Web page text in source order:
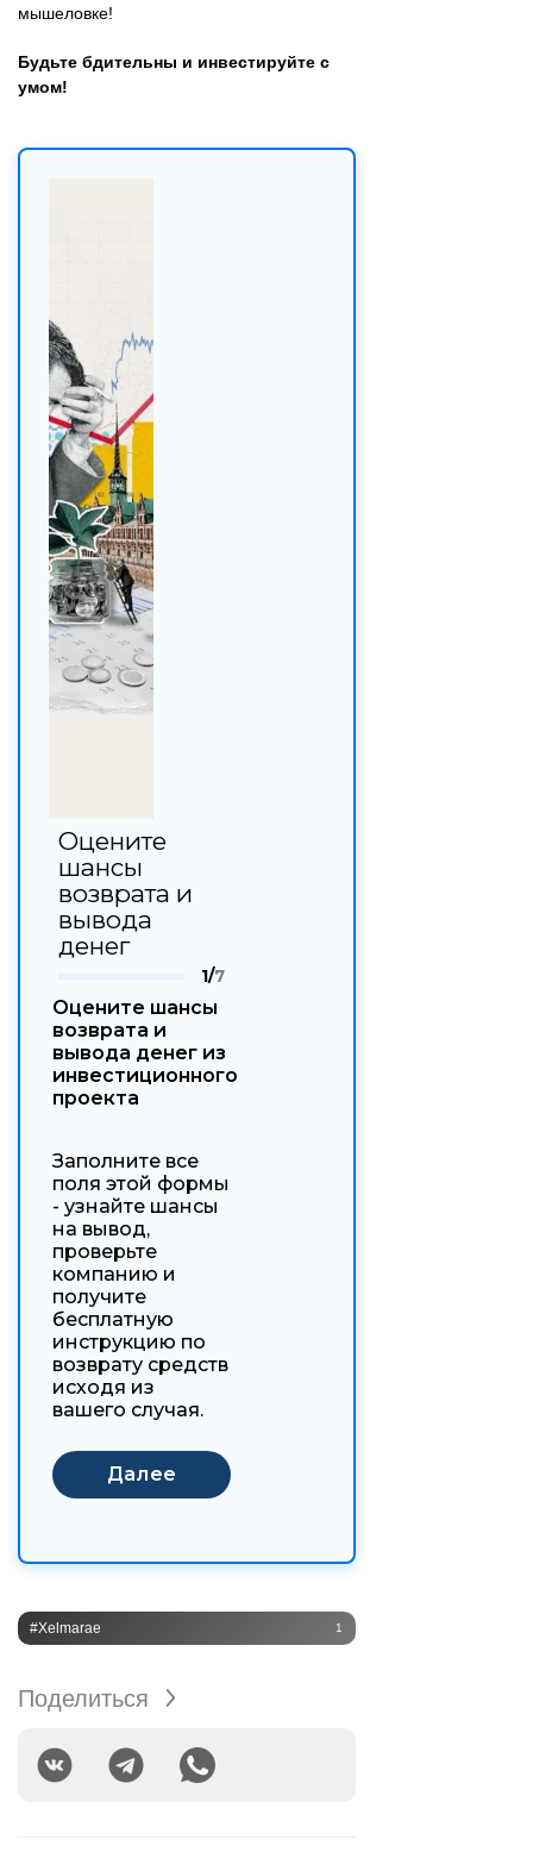
мышеловке!
Будьте бдительны и инвестируйте с
умом!
Оцените
шансы
возврата и
вывода
денег
1/7
Оцените шансы
возврата и
вывода денег из
инвестиционного
проекта
Заполните все
поля этой формы
- узнайте шансы
на вывод,
проверьте
компанию и
получите
бесплатную
инструкцию по
возврату средств
исходя из
вашего случая.
#Xelmarae 1
Поделиться